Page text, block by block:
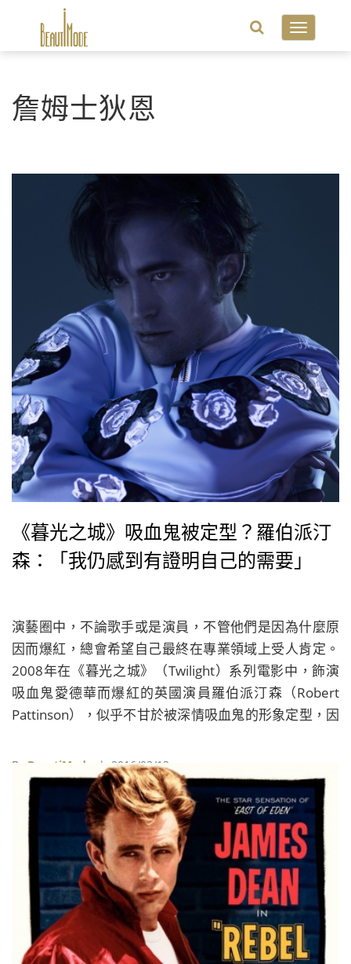
Toggle
詹姆士狄恩
《暮光之城》吸血鬼被定型？羅伯派汀
森：「我仍感到有證明自己的需要」
演藝圈中，不論歌手或是演員，不管他們是因為什麼原
因而爆紅，總會希望自己最終在專業領域上受人肯定。
2008年在《暮光之城》（Twilight）系列電影中，飾演
吸血鬼愛德華而爆紅的英國演員羅伯派汀森（Robert
Pattinson），似乎不甘於被深情吸血鬼的形象定型，因
現來證明自己。今年5月即將邁入30歲大關的他，在接
受法國時尚雜誌《Numéro》時更透露，除了表演事業
之外，自己正密謀籌劃推出個人的男女裝系列。
By BeautiMode | 2016/03/13